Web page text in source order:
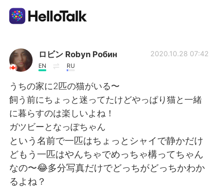
Приложение для Языкового Обмена
AI Grammar Checker
Русский
English 简体中文
繁體中文 Español
ロビン Robyn Робин
EN RU
2020.10.28 07:42
うちの家に2匹の猫がいる〜
飼う前にちょっと迷ってたけどやっぱり猫と一緒
に暮らすのは楽しいよね！
ガツビーとなっぽちゃん
という名前で一匹はちょっとシャイで静かだけ
どもう一匹はやんちゃでめっちゃ構ってちゃん
なの〜😂多分写真だけでどっちがどっちかわか
るよね？